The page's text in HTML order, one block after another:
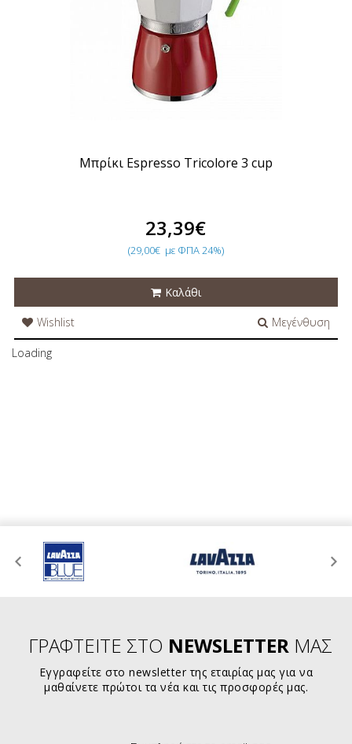
Μπρίκι Espresso Tricolore 3 cup
23,39€
(29,00€ με ΦΠΑ 24%)
Καλάθι
Wishlist
Μεγένθυση
Loading
ΓΡΑΦΤΕΙΤΕ ΣΤΟ NEWSLETTERΜΑΣ
Εγγραφείτε στο newsletter της εταιρίας μας για να
μαθαίνετε πρώτοι τα νέα και τις προσφορές μας.